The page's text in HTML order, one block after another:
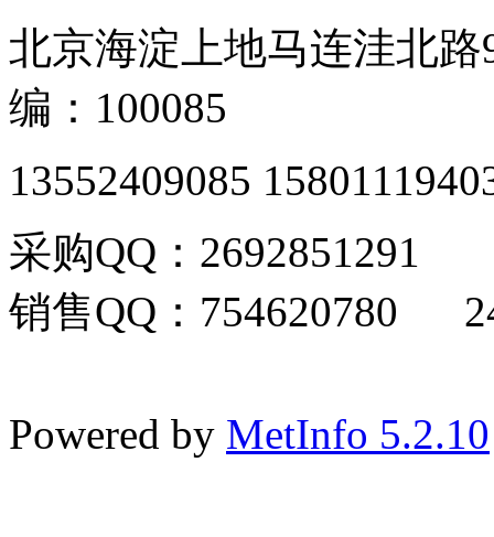
北京海淀上地马连洼北
编：100085
13552409085
采购QQ：2692851291
销售QQ：754620780
Powered by MetInfo 5.2.10